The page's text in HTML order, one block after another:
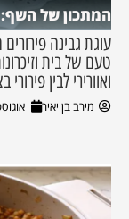
המתכון של השף:
עוגת גבינה
טעם של בית
ואוורירי לבין
מירב בן יאיר אוגוסט 4,